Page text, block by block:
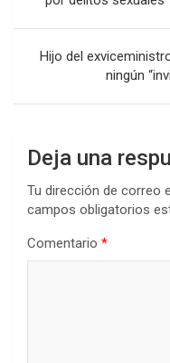
entradas
Hijo del
ningún
Deja una
Tu dirección de correo
campos obligatorios
Comentario *